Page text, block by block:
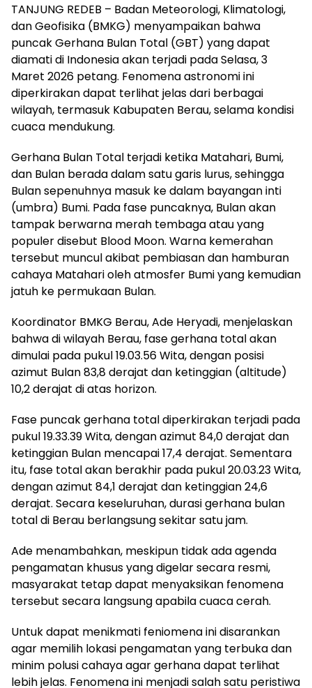
TANJUNG REDEB – Badan Meteorologi, Klimatologi,
dan Geofisika (BMKG) menyampaikan bahwa
puncak Gerhana Bulan Total (GBT) yang dapat
diamati di Indonesia akan terjadi pada Selasa, 3
Maret 2026 petang. Fenomena astronomi ini
diperkirakan dapat terlihat jelas dari berbagai
wilayah, termasuk Kabupaten Berau, selama kondisi
cuaca mendukung.
Gerhana Bulan Total terjadi ketika Matahari, Bumi,
dan Bulan berada dalam satu garis lurus, sehingga
Bulan sepenuhnya masuk ke dalam bayangan inti
(umbra) Bumi. Pada fase puncaknya, Bulan akan
tampak berwarna merah tembaga atau yang
populer disebut Blood Moon. Warna kemerahan
tersebut muncul akibat pembiasan dan hamburan
cahaya Matahari oleh atmosfer Bumi yang kemudian
jatuh ke permukaan Bulan.
Koordinator BMKG Berau, Ade Heryadi, menjelaskan
bahwa di wilayah Berau, fase gerhana total akan
dimulai pada pukul 19.03.56 Wita, dengan posisi
azimut Bulan 83,8 derajat dan ketinggian (altitude)
10,2 derajat di atas horizon.
Fase puncak gerhana total diperkirakan terjadi pada
pukul 19.33.39 Wita, dengan azimut 84,0 derajat dan
ketinggian Bulan mencapai 17,4 derajat. Sementara
itu, fase total akan berakhir pada pukul 20.03.23 Wita,
dengan azimut 84,1 derajat dan ketinggian 24,6
derajat. Secara keseluruhan, durasi gerhana bulan
total di Berau berlangsung sekitar satu jam.
Ade menambahkan, meskipun tidak ada agenda
pengamatan khusus yang digelar secara resmi,
masyarakat tetap dapat menyaksikan fenomena
tersebut secara langsung apabila cuaca cerah.
Untuk dapat menikmati feniomena ini disarankan
agar memilih lokasi pengamatan yang terbuka dan
minim polusi cahaya agar gerhana dapat terlihat
lebih jelas. Fenomena ini menjadi salah satu peristiwa